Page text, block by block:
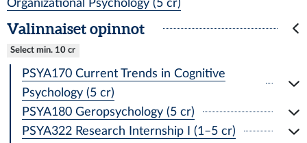
Organizational Psychology (5 cr)
Valinnaiset opinnot
Select min. 10 cr
PSYA170 Current Trends in Cognitive
Psychology (5 cr)
PSYA180 Geropsychology (5 cr)
PSYA322 Research Internship I (1–5 cr)